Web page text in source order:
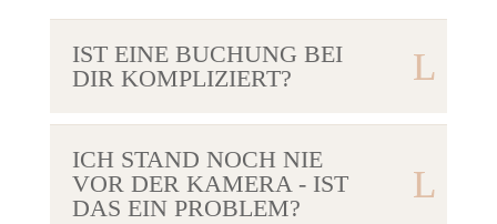
IST EINE BUCHUNG BEI
DIR KOMPLIZIERT?
ICH STAND NOCH NIE
VOR DER KAMERA - IST
DAS EIN PROBLEM?